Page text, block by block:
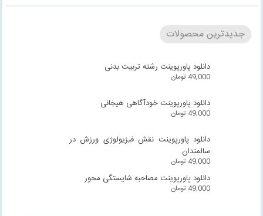
جدیدترین محصولات
دانلود پاورپوینت رشته تربیت بدنی
49,000 تومان
دانلود پاورپوینت خودآگاهی هیجانی
49,000 تومان
دانلود پاورپوینت نقش فیزیولوژی ورزش در
سالمندان
49,000 تومان
دانلود پاورپوینت مصاحبه شایستگی محور
49,000 تومان